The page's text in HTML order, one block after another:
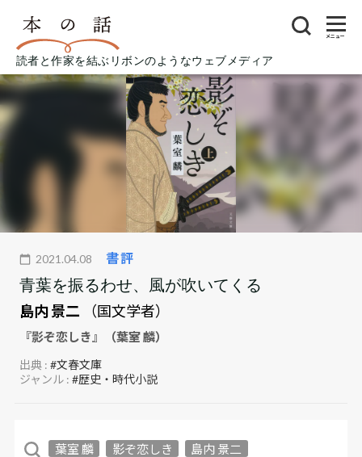
読者と作家を結ぶリボンのようなウェブメディア
メニュー
2021.04.08 書評
青葉を振るわせ、風が吹いてくる
島内 景二
（国文学者）
『影ぞ恋しき』（葉室 麟）
出典 :#文春文庫
ジャンル :#歴史・時代小説
葉室 麟 影ぞ恋しき 島内 景二